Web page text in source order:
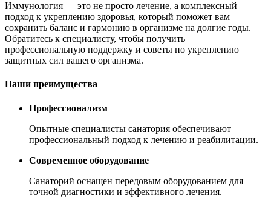
Иммунология — это не просто лечение, а комплексный
подход к укреплению здоровья, который поможет вам
сохранить баланс и гармонию в организме на долгие годы.
Обратитесь к специалисту, чтобы получить
профессиональную поддержку и советы по укреплению
защитных сил вашего организма.
Наши преимущества
Профессионализм
Опытные специалисты санатория обеспечивают
профессиональный подход к лечению и реабилитации.
Современное оборудование
Санаторий оснащен передовым оборудованием для
точной диагностики и эффективного лечения.